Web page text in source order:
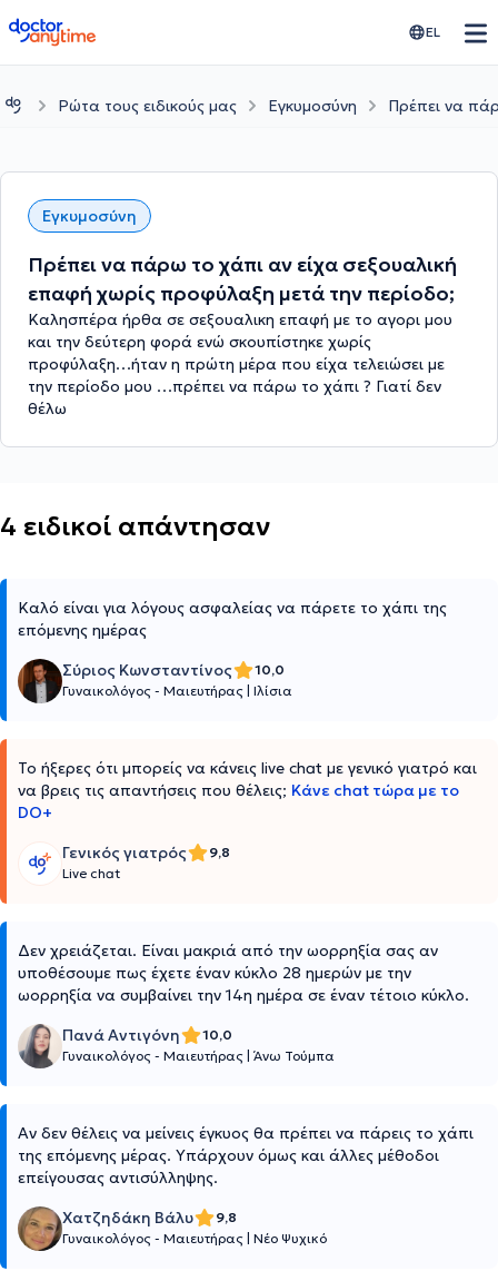
doctoranytime EL
Ρώτα τους ειδικούς μας Εγκυμοσύνη Πρέπει να
Εγκυμοσύνη
Πρέπει να πάρω το χάπι αν είχα σεξουαλική
επαφή χωρίς προφύλαξη μετά την περίοδο;
Καλησπέρα ήρθα σε σεξουαλικη επαφή με το αγορι μου
και την δεύτερη φορά ενώ σκουπίστηκε χωρίς
προφύλαξη…ήταν η πρώτη μέρα που είχα τελειώσει με
την περίοδο μου …πρέπει να πάρω το χάπι ? Γιατί δεν
θέλω
4 ειδικοί απάντησαν
Καλό είναι για λόγους ασφαλείας να πάρετε το χάπι της
επόμενης ημέρας
Σύριος Κωνσταντίνος
10,0
Γυναικολόγος - Μαιευτήρας Ιλίσια
Το ήξερες ότι μπορείς να κάνεις live chat με γενικό γιατρό και
να βρεις τις απαντήσεις που θέλεις; Κάνε chat τώρα με το
DO+
Γενικός γιατρός
9,8
Live chat
Δεν χρειάζεται. Είναι μακριά από την ωορρηξία σας αν
υποθέσουμε πως έχετε έναν κύκλο 28 ημερών με την
ωορρηξία να συμβαίνει την 14η ημέρα σε έναν τέτοιο κύκλο.
Πανά Αντιγόνη
10,0
Γυναικολόγος - Μαιευτήρας Άνω Τούμπα
Αν δεν θέλεις να μείνεις έγκυος θα πρέπει να πάρεις το χάπι
της επόμενης μέρας. Υπάρχουν όμως και άλλες μέθοδοι
επείγουσας αντισύλληψης.
Χατζηδάκη Βάλυ
9,8
Γυναικολόγος - Μαιευτήρας Νέο Ψυχικό